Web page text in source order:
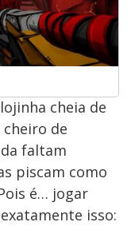
cheia de
de
faltam
piscam como
é… jogar
isso: